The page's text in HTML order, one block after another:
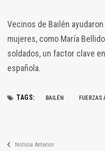
Vecinos de Bailén
mujeres, como María
soldados, un factor clave
española.
TAGS: BAILÉN FUERZAS
Noticia Anterior